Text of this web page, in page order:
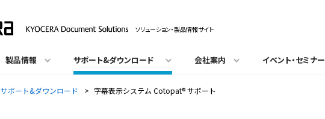
ソリューション・製品情報サイト
製品情報 サポート&ダウンロード 会社案内 イベント・セミナー
サポート&ダウンロード > 字幕表示システム Cotopat® サポート